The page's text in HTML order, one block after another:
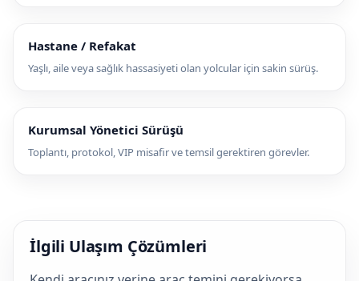
Hastane / Refakat
Yaşlı, aile veya sağlık hassasiyeti olan yolcular için sakin sürüş.
Kurumsal Yönetici Sürüşü
Toplantı, protokol, VIP misafir ve temsil gerektiren görevler.
İlgili Ulaşım Çözümleri